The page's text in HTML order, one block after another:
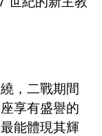
，二戰期間
享有盛譽的
能體現其輝